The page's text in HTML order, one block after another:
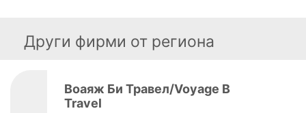
Други фирми от региона
Воаяж Би Травел/Voyage B
Travel